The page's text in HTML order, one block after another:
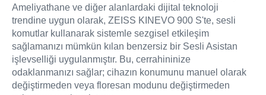
Ameliyathane ve diğer alanlardaki dijital teknoloji
trendine uygun olarak, ZEISS KINEVO 900 S'te, sesli
komutlar kullanarak sistemle sezgisel etkileşim
sağlamanızı mümkün kılan benzersiz bir Sesli Asistan
işlevselliği uygulanmıştır. Bu, cerrahininize
odaklanmanızı sağlar; cihazın konumunu manuel olarak
değiştirmeden veya floresan modunu değiştirmeden